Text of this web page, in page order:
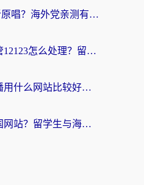
全民K歌国外如何听原唱？海外党亲测有效的回国加速器选择指南
在海外如果使用交管12123怎么处理？留学生亲测有效的回国加速方案
海外看国内电视直播用什么网站比较好？一篇解决你所有追剧难题的实用指南
在国外如何打开中国网站？留学生与海外华人的无缝访问指南